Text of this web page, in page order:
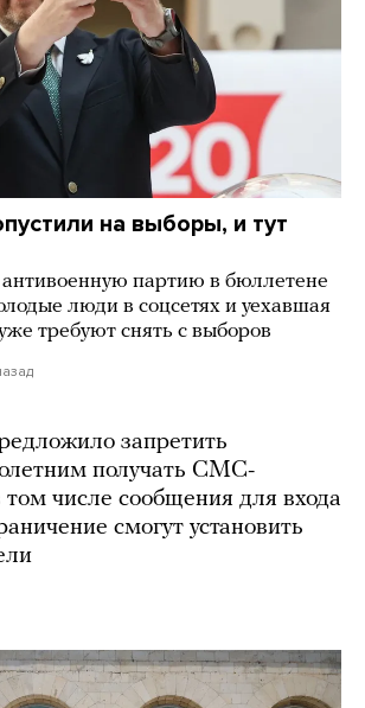
на выборы, и тут
партию в бюллетене
люди в соцсетях и уехавшая
требуют снять с выборов
запретить
получать СМС-
числе сообщения для входа
смогут установить